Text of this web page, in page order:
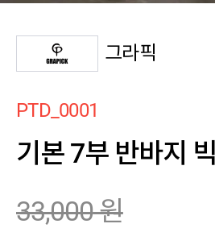
그라픽
PTD_0001
기본 7부 반바지
33,000원